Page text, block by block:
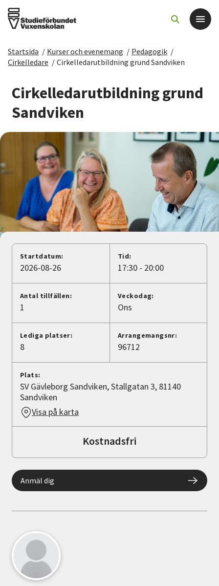
Det här gör vi
För dig som
Sök kurser och evenemang
Starta studiecirkel
Cirkelledare
Nyheter
Avdelningar
Lyssna
Startsida / Kurser och evenemang / Pedagogik /
Cirkelledare / Cirkelledarutbildning grund Sandviken
Cirkelledarutbildning grund
Sandviken
Startdatum:
2026-08-26
Tid:
17:30 - 20:00
Antal tillfällen:
1
Veckodag:
Ons
Lediga platser:
8
Arrangemangsnr:
96712
Plats:
SV Gävleborg Sandviken, Stallgatan 3, 81140
Sandviken
Visa på karta
Kostnadsfri
Anmäl dig